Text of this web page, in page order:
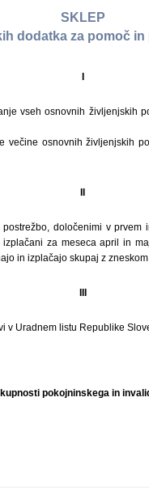
SKLEP
dodatka za pomoč in
I
vseh osnovnih življenjskih
večine osnovnih življenjskih
II
določenimi v
za meseca april in
in izplačajo skupaj z
III
v Uradnem listu Republike
pokojninskega in